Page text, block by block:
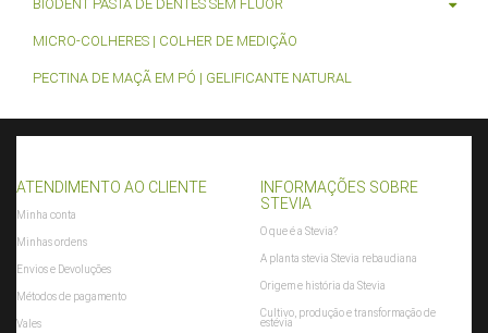
BIODENT PASTA DE DENTES SEM FLÚOR
MICRO-COLHERES | COLHER DE MEDIÇÃO
PECTINA DE MAÇÃ EM PÓ | GELIFICANTE NATURAL
ATENDIMENTO AO CLIENTE
Minha conta
Minhas ordens
Envios e Devoluções
Métodos de pagamento
Vales
INFORMAÇÕES SOBRE
STEVIA
O que é a Stevia?
A planta stevia Stevia rebaudiana
Origem e história da Stevia
Cultivo, produção e transformação de
estévia